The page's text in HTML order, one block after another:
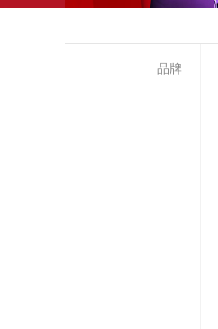
品牌